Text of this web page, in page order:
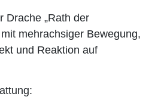
Drache „Rath der
mehrachsiger Bewegung,
und Reaktion auf